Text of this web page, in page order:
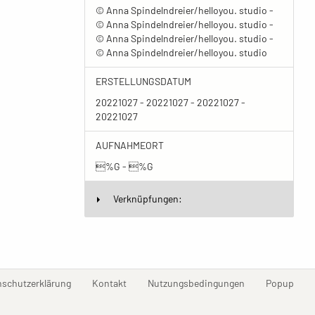
© Anna Spindelndreier/helloyou. studio -
© Anna Spindelndreier/helloyou. studio -
© Anna Spindelndreier/helloyou. studio -
© Anna Spindelndreier/helloyou. studio
ERSTELLUNGSDATUM
20221027 - 20221027 - 20221027 -
20221027
AUFNAHMEORT
%G - %G
Verknüpfungen:
(current)Kontakt(current)Nutzungsbedingungen (current)Popup